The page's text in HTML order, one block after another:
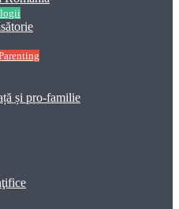
și pro-familie